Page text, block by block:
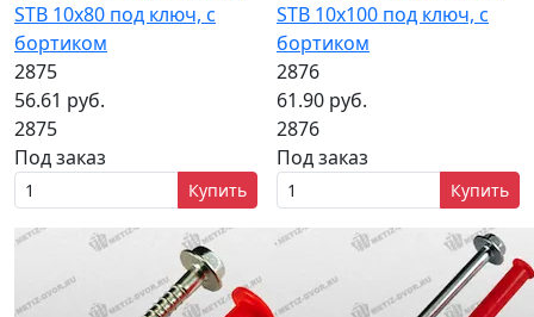
STB 10х80 под ключ, с
бортиком
2875
56.61 руб.
2875
Под заказ
Купить
STB 10х100 под ключ, с
бортиком
2876
61.90 руб.
2876
Под заказ
Купить